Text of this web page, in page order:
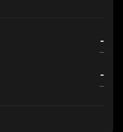
-
-